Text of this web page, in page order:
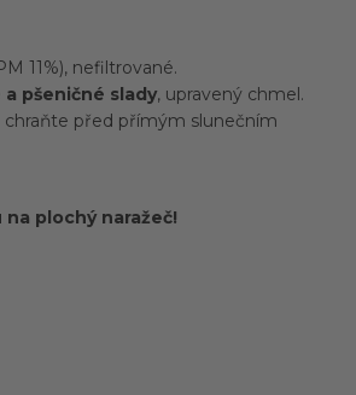
11%), nefiltrované.
a pšeničné slady, upravený chmel.
chraňte před přímým slunečním
plochý naražeč!